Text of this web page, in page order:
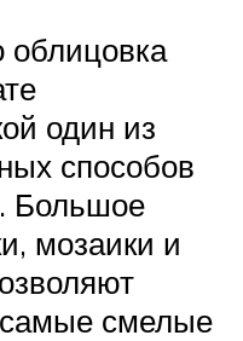
облицовка
один из
способов
Большое
мозаики и
смелые